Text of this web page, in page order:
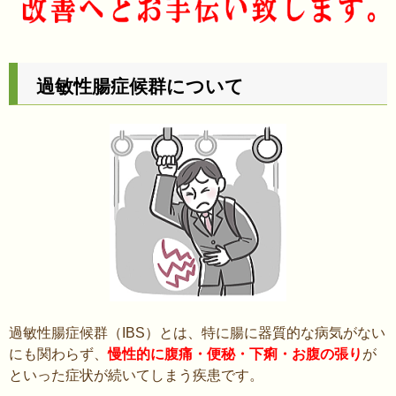
過敏性腸症候群について
過敏性腸症候群（IBS）とは、特に腸に器質的な病気がない
にも関わらず、慢性的に腹痛・便秘・下痢・お腹の張り が
といった症状が続いてしまう疾患です。